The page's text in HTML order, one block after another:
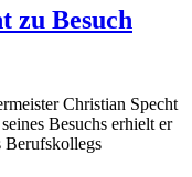
zu Besuch
Christian Specht
Besuchs erhielt er
Berufskollegs